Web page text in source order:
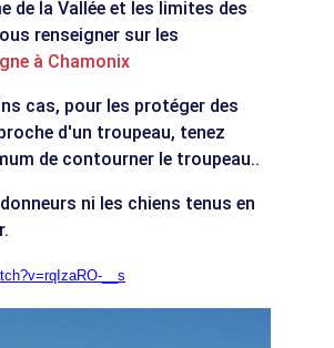
de la Vallée et les limites des
renseigner sur les
à Chamonix
cas, pour les protéger des
d'un troupeau, tenez
de contourner le troupeau..
ni les chiens tenus en
__s